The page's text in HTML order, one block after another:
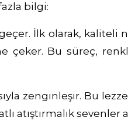
bilgi:
İlk olarak, kaliteli
çeker. Bu süreç,
zenginleşir. Bu
atıştırmalık sevenler